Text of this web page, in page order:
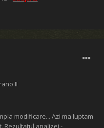
II
modificare... Azi ma luptam
Rezultatul analizei -